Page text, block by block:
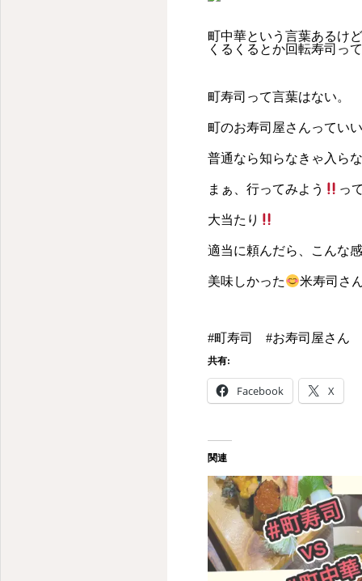
町中華という言葉あるけ
くるくるとか回転寿司っ
町寿司って言葉はない。
町のお寿司屋さんってい
普通なら知らなきゃ入ら
まぁ、行ってみよう っ
大当たり
適当に頼んだら、こんな
美味しかった 米寿司さ
#町寿司 #お寿司屋さん
共有:
Facebook X
関連